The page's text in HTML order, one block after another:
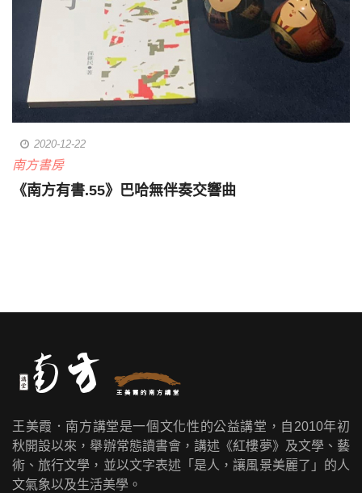
2020-12-22
南方書房
《南方有書.55》巴哈無伴奏交響曲
王美霞．南方講堂是一個文化性的公益講堂，自2010年初
秋開設以來，舉辦常態讀書會，講述《紅樓夢》及文學、藝
術、旅行文學，並以文字表述「是人，讓風景美麗了」的人
文氣象以及生活美學。